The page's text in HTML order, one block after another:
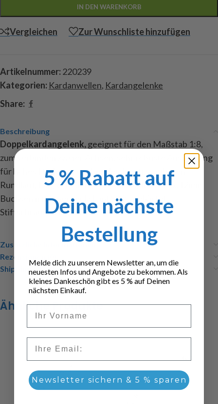
IN DEN WARENKORB
Vergleichen Zur Wunschliste hinzufügen
Artikelnummer: 220239
Kategorien: Kardanwellen, Kardangelenke
Share:
Beschreibung
Doppelkardangelenk,geeignet für den Maßstab 1:8,
zum verbinden zweier Achsen, sehr robuste Ausführung
für hohes Drehmoment bei gleichzeitig sauberen
Rundlauf, Länge 100mm, Längenausgleich max.12mm,
Buchsen mit Innenseckskant SW5, gehärtet,
Stiftschrauben liegen bei .
Zusätzliche Informationen
Rezensionen (0)
Shipping & Delivery
Ähnliche Produkte
5 % Rabatt auf
Deine nächste
Bestellung
Melde dich zu unserem Newsletter an, um die
neuesten Infos und Angebote zu bekommen. Als
kleines Dankeschön gibt es 5 % auf Deinen
nächsten Einkauf.
Newsletter sichern & 5 % sparen